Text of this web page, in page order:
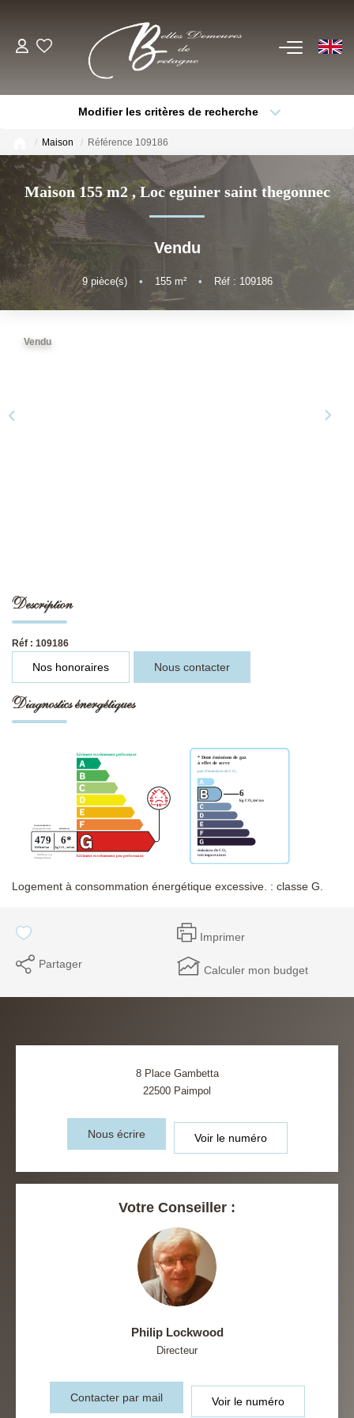
EN
Voir Tous Nos Biens
Châteaux & Manoirs
Propriétés Avec Étangs, Moulins
Bord De Mer
Propriétés Équestres, Rurales
Autres Demeures De Charme
ESTIMER
Modifier les critères de recherche
Sélectionnez...
Thèmes
Budget max
Plus de critères Créer une alerte
Maison Référence 109186
Maison 155 m2,Loc eguiner saint thegonnec
Vendu
9pièce(s) • 155m² • Réf : 109186
Vendu
Description
Réf : 109186
Nos honoraires Nous contacter
Diagnostics énergétiques
Logement à consommation énergétique excessive. : classe G.
Imprimer
Partager Calculer mon budget
8 Place Gambetta
22500 Paimpol
Nous écrire Voir le numéro
Votre Conseiller :
Philip Lockwood
Directeur
Contacter par mail Voir le numéro